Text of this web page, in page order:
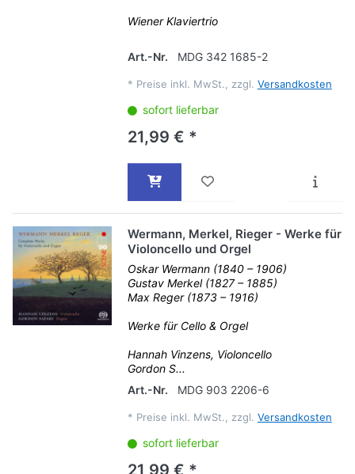
Wiener Klaviertrio
Art.-Nr. MDG 342 1685-2
* Preise inkl. MwSt., zzgl. Versandkosten
sofort lieferbar
21,99 € *
Wermann, Merkel, Rieger - Werke für
Violoncello und Orgel
Oskar Wermann (1840 – 1906)
Gustav Merkel (1827 – 1885)
Max Reger (1873 – 1916)
Werke für Cello & Orgel
Hannah Vinzens, Violoncello
Gordon S...
Art.-Nr.
MDG 903 2206-6
* Preise inkl. MwSt., zzgl. Versandkosten
sofort lieferbar